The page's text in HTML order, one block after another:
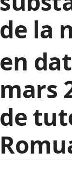
de la
en
mars
de